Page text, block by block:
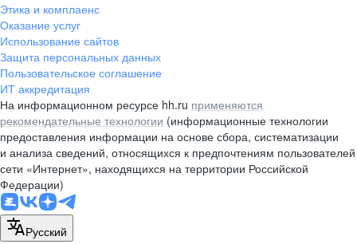
pr@rabota.by
Алматы
пр. Абая, д. 151, БЦ Алатау,
12 этаж, офис 1209
+7 727 232-13-13
pr@headhunter.com.kz
Этика и комплаенс
Оказание услуг
Использование сайтов
Защита персональных данных
Пользовательское соглашение
ИТ аккредитация
На информационном ресурсе hh.ru применяются
рекомендательные технологии (информационные технологии
предоставления информации на основе сбора, систематизации
и анализа сведений, относящихся к предпочтениям пользователей
сети «Интернет», находящихся на территории Российской
Федерации)
Русский